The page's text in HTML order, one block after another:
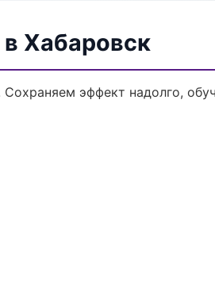
Хабаровск
эффект надолго,